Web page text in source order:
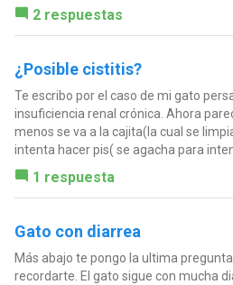
2 respuestas
¿Posible cistitis?
Te escribo por el caso de mi gato
insuficiencia renal crónica. Ahora
menos se va a la cajita(la cual se
intenta hacer pis( se agacha para
1 respuesta
Gato con diarrea
Más abajo te pongo la ultima
recordarte. El gato sigue con mucha